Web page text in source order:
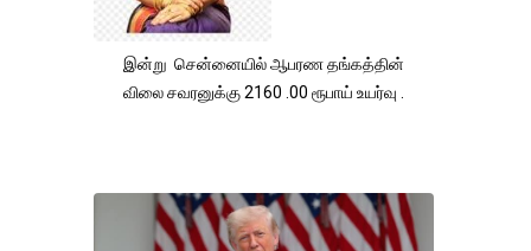
இன்று சென்னையில் ஆபரண தங்கத்தின்
விலை சவரனுக்கு 2160 .00 ரூபாய் உயர்வு .